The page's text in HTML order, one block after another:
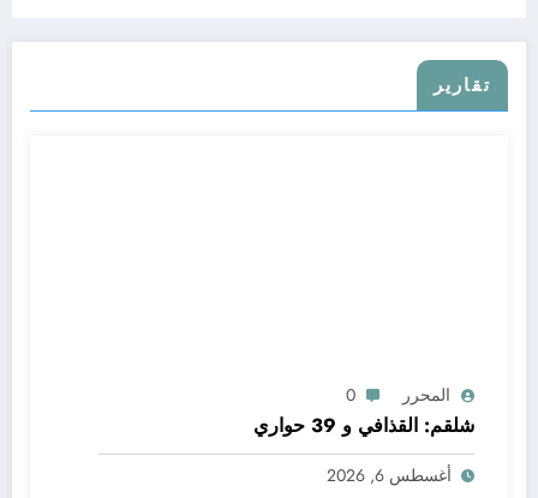
تقارير
المحرر 0
شلقم: القذافي و 39 حواري
أغسطس 6, 2026